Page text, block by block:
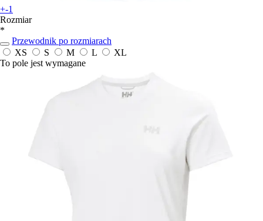
+-1
Rozmiar
*
Przewodnik po rozmiarach
XS
S M L
XL
To pole jest wymagane